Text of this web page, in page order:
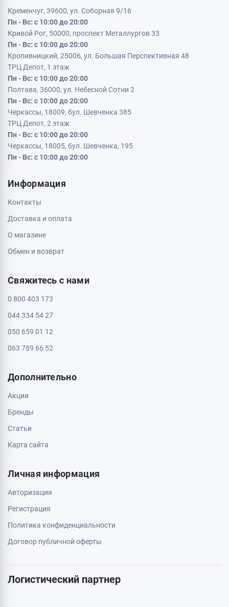
Кременчуг, 39600, ул. Соборная 9/16
Пн - Вс: с 10:00 до 20:00
Кривой Рог, 50000, проспект Металлургов 33
Пн - Вс: с 10:00 до 20:00
Кропивницкий, 25006, ул. Большая Перспективная 48
ТРЦ Депот, 1 этаж
Пн - Вс: с 10:00 до 20:00
Полтава, 36000, ул. Небесной Сотни 2
Пн - Вс: с 10:00 до 20:00
Черкассы, 18009, бул. Шевченка 385
ТРЦ Депот, 2 этаж
Пн - Вс: с 10:00 до 20:00
Черкассы, 18005, бул. Шевченка, 195
Пн - Вс: с 10:00 до 20:00
Информация
Контакты
Доставка и оплата
О магазине
Обмен и возврат
Свяжитесь с нами
0 800 403 173
044 334 54 27
050 659 01 12
063 789 66 52
Дополнительно
Акции
Бренды
Статьи
Карта сайта
Личная информация
Авторизация
Регистрация
Политика конфиденциальности
Договор публичной оферты
Логистический партнер